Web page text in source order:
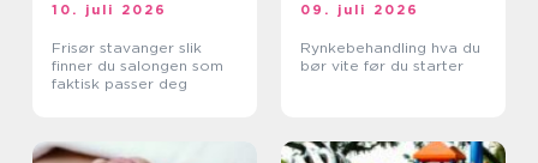
10. juli 2026
Frisør stavanger slik
finner du salongen som
faktisk passer deg
09. juli 2026
Rynkebehandling hva du
bør vite før du starter